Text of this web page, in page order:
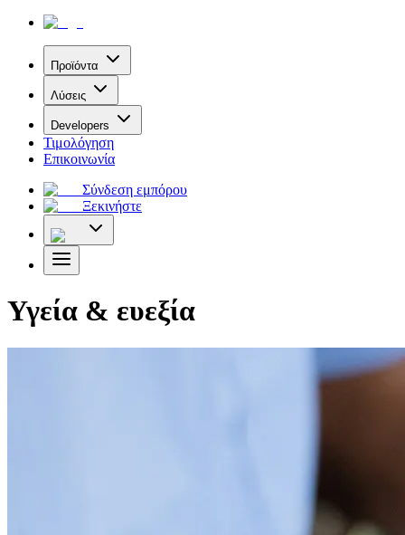
Προϊόντα
Λύσεις
Developers
Τιμολόγηση
Επικοινωνία
Σύνδεση εμπόρου
Ξεκινήστε
Υγεία & ευεξία